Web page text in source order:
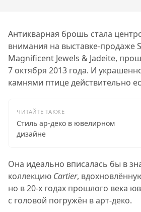
Антикварная брошь стала
внимания на выставке-продаже
Magnificent Jewels & Jadeite,
7 октября 2013 года. И
камнями птице действительно
ЧИТАЙТЕ ТАКЖЕ
Стиль ар-деко в ювелирном
дизайне
Она идеально вписалась бы в
коллекцию Cartier,
но в 20-х годах прошлого века
с головой погружён в арт-деко.